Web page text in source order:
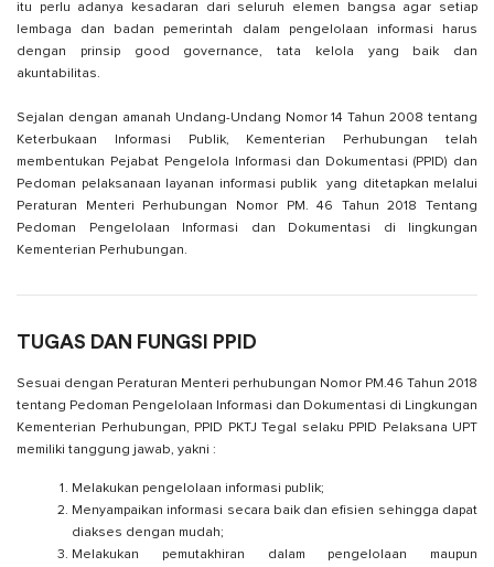
itu perlu adanya kesadaran dari seluruh elemen bangsa agar setiap
lembaga dan badan pemerintah dalam pengelolaan informasi harus
dengan prinsip good governance, tata kelola yang baik dan
akuntabilitas.
Sejalan dengan amanah Undang-Undang Nomor 14 Tahun 2008 tentang
Keterbukaan Informasi Publik, Kementerian Perhubungan telah
membentukan Pejabat Pengelola Informasi dan Dokumentasi (PPID) dan
Pedoman pelaksanaan layanan informasi publik yang ditetapkan melalui
Peraturan Menteri Perhubungan Nomor PM. 46 Tahun 2018 Tentang
Pedoman Pengelolaan Informasi dan Dokumentasi di lingkungan
Kementerian Perhubungan.
TUGAS DAN FUNGSI PPID
Sesuai dengan Peraturan Menteri perhubungan Nomor PM.46 Tahun 2018
tentang Pedoman Pengelolaan Informasi dan Dokumentasi di Lingkungan
Kementerian Perhubungan, PPID PKTJ Tegal selaku PPID Pelaksana UPT
memiliki tanggung jawab, yakni :
Melakukan pengelolaan informasi publik;
Menyampaikan informasi secara baik dan efisien sehingga dapat
diakses dengan mudah;
Melakukan pemutakhiran dalam pengelolaan maupun